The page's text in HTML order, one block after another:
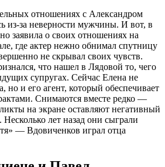
отношениях с Александром
из-за неверности мужчины. И вот, в
заявила о своих отношениях на
где актер нежно обнимал спутницу
не скрывал своих чувств.
что нашел в Лядовой то, чего
супругах. Сейчас Елена не
но и его агент, который обеспечивает
Снимаются вместе редко —
на экране оставляют негативный
лет назад они сыграли
— Вдовиченков играл отца